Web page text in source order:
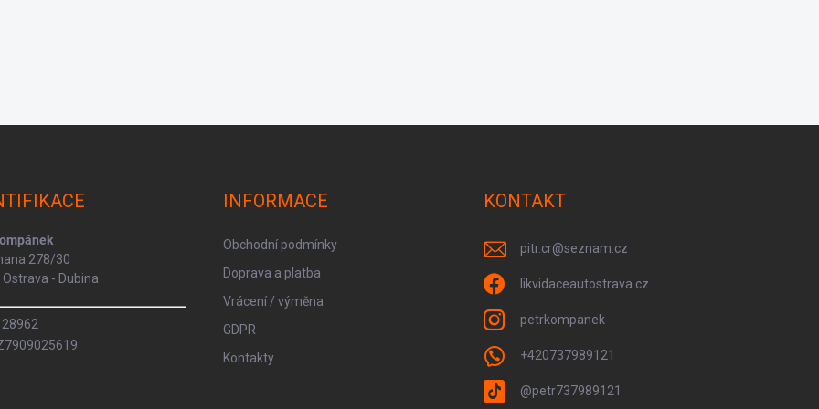
278/30
- Dubina
INFORMACE
Obchodní podmínky
Doprava a platba
Vrácení / výměna
GDPR
Kontakty
KONTAKT
pitr.cr@seznam.cz
likvidaceautostrava.cz
petrkompanek
+420737989121
@petr737989121